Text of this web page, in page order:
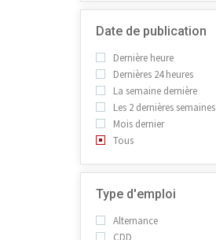
Date de publication
Dernière heure
Dernières 24 heures
La semaine dernière
Les 2 dernières semaines
Mois dernier
Tous
Type d'emploi
Alternance
CDD